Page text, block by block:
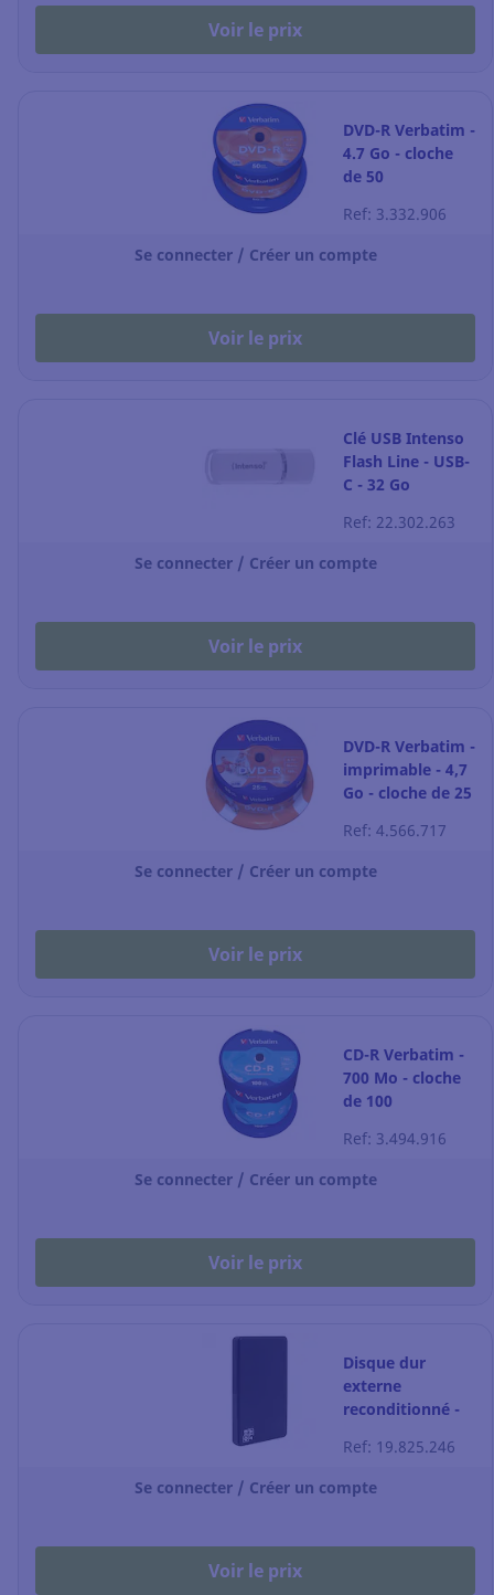
Voir le prix
DVD-R Verbatim -
4.7 Go - cloche
de 50
Ref: 3.332.906
Se connecter / Créer un compte
Voir le prix
Clé USB Intenso
Flash Line - USB-
C - 32 Go
Ref: 22.302.263
Se connecter / Créer un compte
Voir le prix
DVD-R Verbatim -
imprimable - 4,7
Go - cloche de 25
Ref: 4.566.717
Se connecter / Créer un compte
Voir le prix
CD-R Verbatim -
700 Mo - cloche
de 100
Ref: 3.494.916
Se connecter / Créer un compte
Voir le prix
Disque dur
externe
reconditionné -
Ref: 19.825.246
Se connecter / Créer un compte
Voir le prix